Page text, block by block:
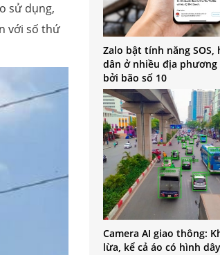
sử dụng,
với số thứ
Zalo bật tính năng
dân ở nhiều địa
bởi bão số 10
Camera AI giao thông:
lừa, kể cả áo có hình